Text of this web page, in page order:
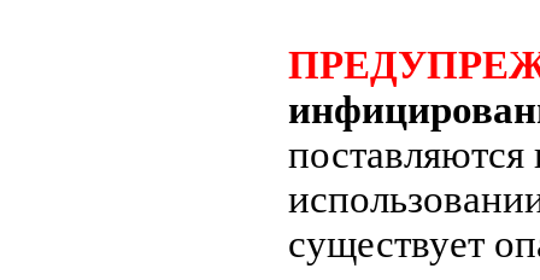
существует